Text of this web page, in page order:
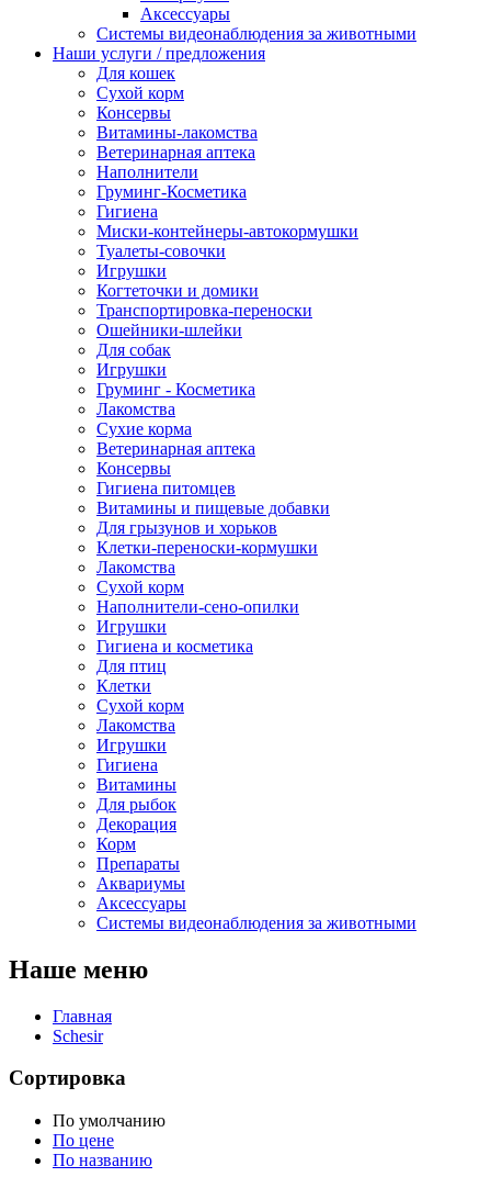
Аксессуары
Cистемы видеонаблюдения за животными
Наши услуги / предложения
Для кошек
Сухой корм
Консервы
Витамины-лакомства
Ветеринарная аптека
Наполнители
Груминг-Косметика
Гигиена
Миски-контейнеры-автокормушки
Туалеты-совочки
Игрушки
Когтеточки и домики
Транспортировка-переноски
Ошейники-шлейки
Для собак
Игрушки
Груминг - Косметика
Лакомства
Сухие корма
Ветеринарная аптека
Консервы
Гигиена питомцев
Витамины и пищевые добавки
Для грызунов и хорьков
Клетки-переноски-кормушки
Лакомства
Сухой корм
Наполнители-сено-опилки
Игрушки
Гигиена и косметика
Для птиц
Клетки
Сухой корм
Лакомства
Игрушки
Гигиена
Витамины
Для рыбок
Декорация
Корм
Препараты
Аквариумы
Аксессуары
Cистемы видеонаблюдения за животными
Наше меню
Главная
Schesir
Сортировка
По умолчанию
По цене
По названию